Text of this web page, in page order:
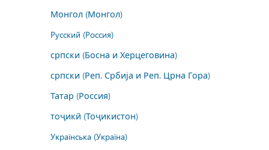
Монгол (Монгол)
Русский (Россия)
српски (Босна и Херцеговина)
српски (Реп. Србија и Реп. Црна Гора)
Татар (Россия)
тоҷикӣ (Тоҷикистон)
Українська (Україна)